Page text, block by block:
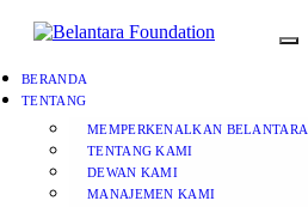
BERANDA
TENTANG
MEMPERKENALKAN BELANTARA
TENTANG KAMI
DEWAN KAMI
MANAJEMEN KAMI